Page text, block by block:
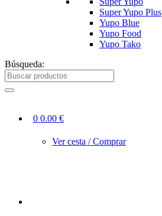
Super Yupo Plus
Yupo Blue
Yupo Food
Yupo Tako
Búsqueda:
0 0.00 €
Ver cesta / Comprar